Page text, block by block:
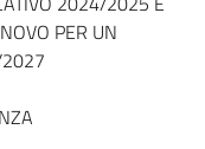
PER UN
2027